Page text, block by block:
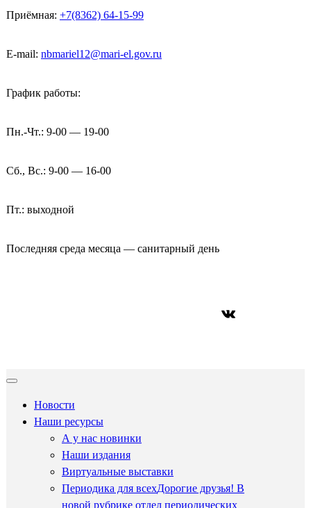
Приёмная: +7(8362) 64-15-99
E-mail: nbmariel12@mari-el.gov.ru
График работы:
Пн.-Чт.: 9-00 — 19-00
Сб., Вс.: 9-00 — 16-00
Пт.: выходной
Последняя среда месяца — санитарный день
ВКонтакте
Новости
Наши ресурсы
А у нас новинки
Наши издания
Виртуальные выставки
Периодика для всехДорогие друзья! В
новой рубрике отдел периодических